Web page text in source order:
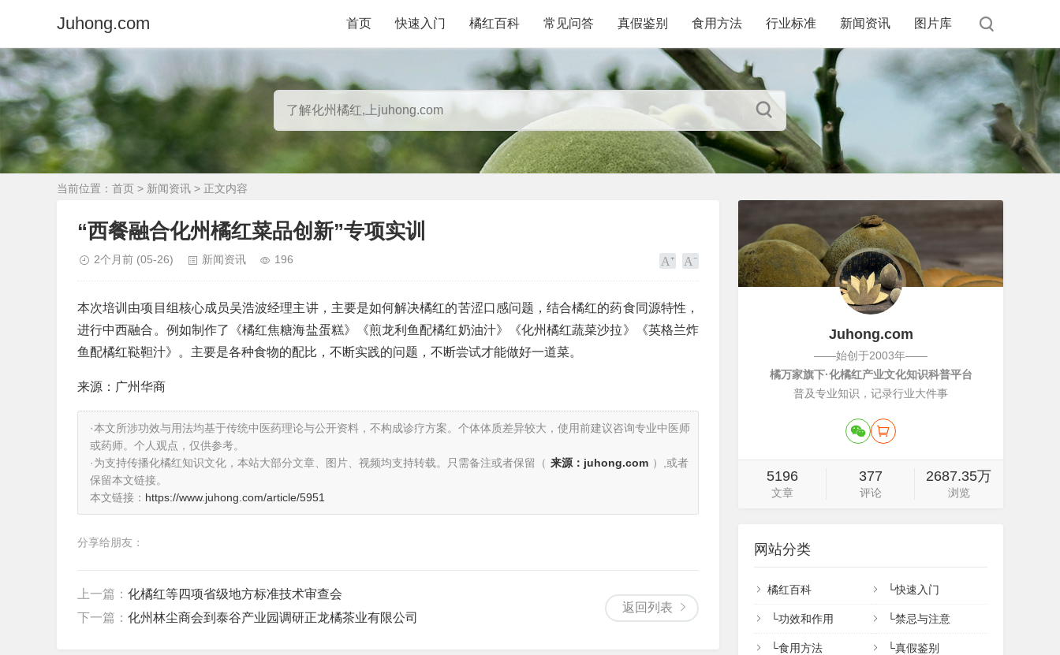
Juhong.com 首页 快速入门 橘红百科 常见问答 真假鉴别 食用方法 行业标准 新闻资讯 图片库
当前位置： 首页 > 新闻资讯 > 正文内容
“西餐融合化州橘红菜品创新”专项实训
2个月前 (05-26) 新闻资讯 196
本次培训由项目组核心成员吴浩波经理主讲，主要是如何解决橘红的苦涩口感问题，结合橘红的药食同源特性，
进行中西融合。例如制作了《橘红焦糖海盐蛋糕》《煎龙利鱼配橘红奶油汁》《化州橘红蔬菜沙拉》《英格兰炸
鱼配橘红鞑靼汁》。主要是各种食物的配比，不断实践的问题，不断尝试才能做好一道菜。
来源：广州华商
·本文所涉功效与用法均基于传统中医药理论与公开资料，不构成诊疗方案。个体体质差异较大，使用前建议咨询专业中医师
或药师。个人观点，仅供参考。
·为支持传播化橘红知识文化，本站大部分文章、图片、视频均支持转载。只需备注或者保留（ 来源：juhong.com ）,或者
保留本文链接。
本文链接： https://www.juhong.com/article/5951
分享给朋友：
返回列表
上一篇： 化橘红等四项省级地方标准技术审查会
下一篇： 化州林尘商会到泰谷产业园调研正龙橘茶业有限公司
Juhong.com
——始创于2003年——
橘万家旗下·化橘红产业文化知识科普平台
普及专业知识，记录行业大件事
5196
文章
377
评论
2687.35万
浏览
网站分类
橘红百科 └快速入门
└功效和作用 └禁忌与注意
└食用方法 └真假鉴别